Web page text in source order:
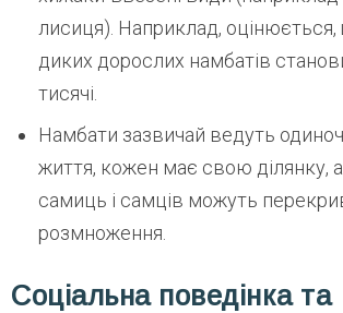
лисиця). Наприклад, оцінюється,
диких дорослих намбатів
тисячі.
Намбати зазвичай ведуть
життя, кожен має свою ділянку,
самиць і самців можуть
розмноження.
Соціальна поведінка та